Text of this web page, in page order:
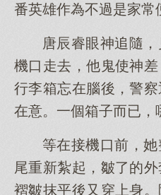
番英雄作為不過是家常
唐辰睿眼神追隨
機口走去，他鬼使神
行李箱忘在腦後，警
在意。一個箱子而已，
等在接機口前，
尾重新紮起，皺了的
褶皺抹平後又穿上身